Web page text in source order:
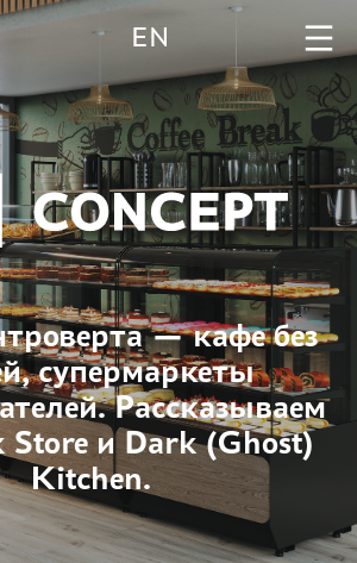
EN
— кафе без
супермаркеты
Рассказываем
Store и Dark (Ghost)
Kitchen.